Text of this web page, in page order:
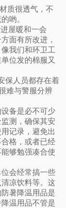
质很透气，不
哟。
屋暖和一会
面有所改进，
我们和环卫工
位发的棉服又
保人员都存在着
难与警服分辨
备是必不可少
测，确保其安
记录，避免出
格，或者已经
够勉强凑合使
会经常搞一些
凉饮料等。这
暑降温用品是
温用品不管是